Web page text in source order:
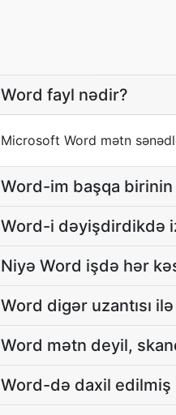
Word fayl nədir?
Microsoft Word mətn
Word-im başqa
Word-i dəyişdirdikdə
Niyə Word işdə hər
Word digər uzantısı
Word mətn deyil,
Word-də daxil edilmiş